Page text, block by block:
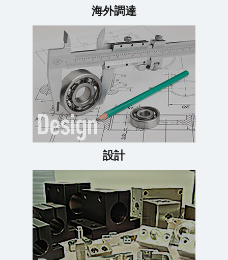
宮崎県の企業版ふるさと納税の支援内容について
100億円宣言の公表について
かごしま子育て応援企業に登録しました
海外調達
設計